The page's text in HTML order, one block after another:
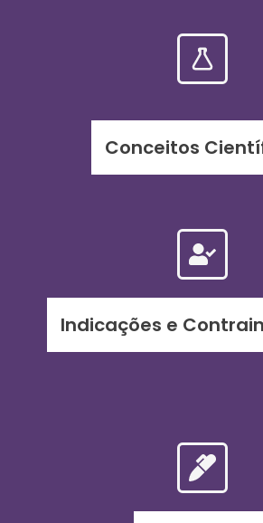
Conceitos
Indicações e